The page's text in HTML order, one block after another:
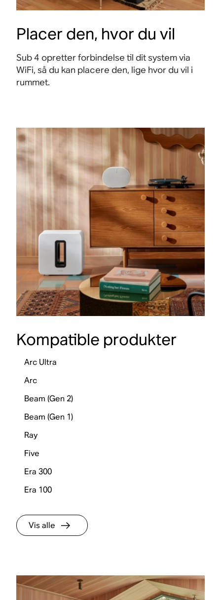
Placer den, hvor du vil
Sub 4 opretter forbindelse til dit system via
WiFi, så du kan placere den, lige hvor du vil i
rummet.
Kompatible produkter
Arc Ultra
Arc
Beam (Gen 2)
Beam (Gen 1)
Ray
Five
Era 300
Era 100
Vis alle